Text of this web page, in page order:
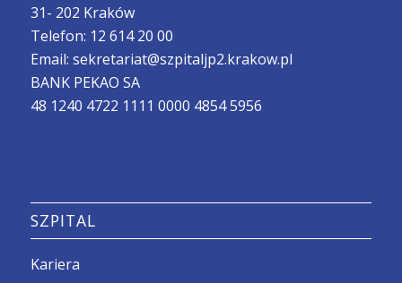
31- 202 Kraków
Telefon: 12 614 20 00
Email: sekretariat@szpitaljp2.krakow.pl
BANK PEKAO SA
48 1240 4722 1111 0000 4854 5956
SZPITAL
Kariera